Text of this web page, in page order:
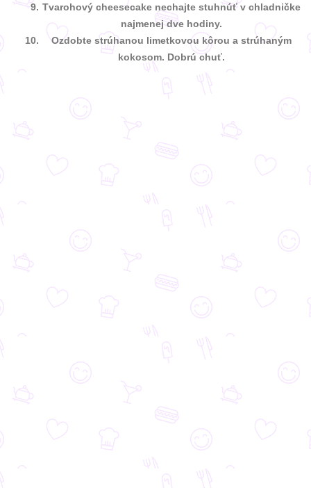
Tvarohový cheesecake nechajte stuhnúť v chladničke
najmenej dve hodiny.
Ozdobte strúhanou limetkovou kôrou a strúhaným
kokosom. Dobrú chuť.